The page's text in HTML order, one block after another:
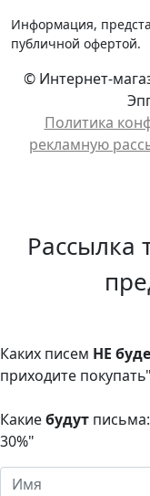
Информация,
публичной офертой.
© Интернет-
Политика
рекламную
Рассылка
Каких писем НЕ
приходите покупать"
Какиебудут
30%"